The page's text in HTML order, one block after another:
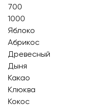
700
1000
Яблоко
Абрикос
Древесный
Дыня
Какао
Клюква
Кокос